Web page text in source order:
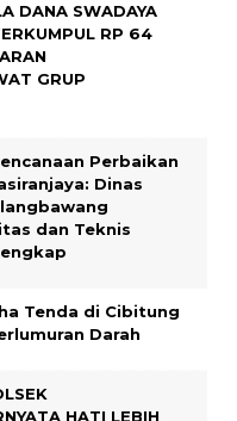
DANA SWADAYA
RP 64
GRUP
Perbaikan
Dinas
dan Teknis
Tenda di Cibitung
Darah
HATI LEBIH